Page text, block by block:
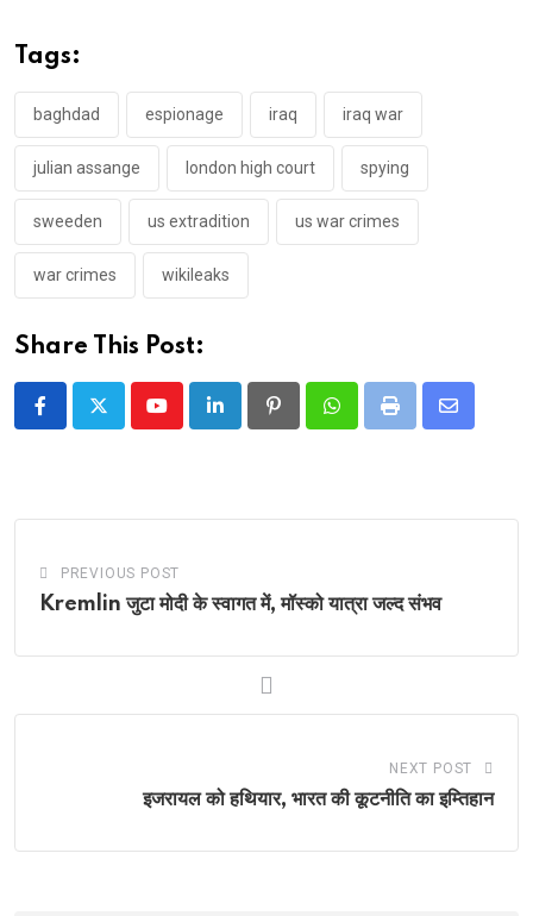
Tags:
baghdad espionage iraq iraq war
julian assange london high court spying
sweeden us extradition us war crimes
war crimes wikileaks
Share This Post:
YoutubeLinkedInPinterestWhatsappPrint
Share
PREVIOUS POST
Kremlin जुटा मोदी के स्वागत में, मॉस्को यात्रा जल्द संभव
NEXT POST
इजरायल को हथियार, भारत की कूटनीति का इम्तिहान